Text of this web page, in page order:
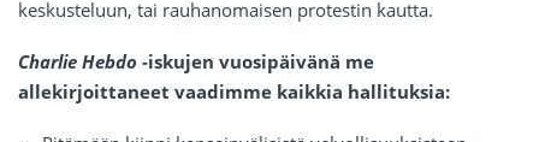
keskusteluun, tai rauhanomaisen protestin kautta.
Charlie Hebdo -iskujen vuosipäivänä me
allekirjoittaneet vaadimme kaikkia hallituksia: